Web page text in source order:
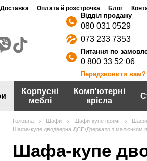
Доставка Оплата й розстрочка Блог
080 031 0529
073 233 7353
0 800 33 52 06
Передзвонити вам?
Корпусні
меблі
Комп'ютерні
крісла
Головна Шафи Шафи-купе прямі
Шафа-купе дводверна ДСП/Дзеркало з малюнком
Шафа-купе